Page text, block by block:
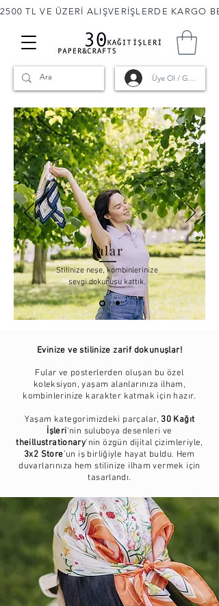
2500 TL VE ÜZERİ ALIŞVERİŞLERDE
Üye Ol / Giriş
fular
Stilinize neşe, kombinlerinize
sevgi dokunuşu kattık.
Evinize ve stilinize zarif dokunuşlar!
Fular ve posterlerden oluşan bu özel
koleksiyon, yaşam alanlarınıza ilham,
kombinlerinize karakter katmak için hazır.
Yaşam kategorimizdeki parçalar, 30 Kağıt
İşleri’nin suluboya desenleri ve
theillustrationary’nin özgün dijital çizimleriyle,
3x2 Store’un iş birliğiyle hayat buldu. Hem
duvarlarınıza hem stilinize ilham vermek için
tasarlandı.